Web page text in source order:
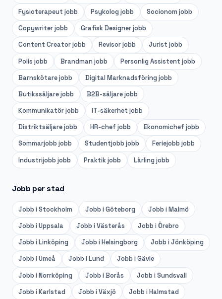
Fysioterapeut jobb Psykolog jobb Socionom jobb
Copywriterjobb Grafisk Designerjobb
Content Creatorjobb Revisorjobb Jurist jobb
Polis jobb Brandman jobb Personlig Assistent jobb
Barnskötarejobb Digital Marknadsföring jobb
Butikssäljarejobb B2B-säljarejobb
Kommunikatörjobb IT-säkerhet jobb
Distriktsäljarejobb HR-chef jobb Ekonomichef jobb
Sommarjobb jobb Studentjobb jobb Feriejobb jobb
Industrijobb jobb Praktikjobb Lärling jobb
Jobb per stad
Jobb iStockholm Jobb iGöteborg Jobb iMalmö
Jobb iUppsala Jobb iVästerås Jobb iÖrebro
Jobb iLinköping Jobb iHelsingborg Jobb iJönköping
Jobb iUmeå Jobb iLund Jobb iGävle
Jobb iNorrköping Jobb iBorås Jobb iSundsvall
Jobb iKarlstad Jobb iVäxjö Jobb iHalmstad